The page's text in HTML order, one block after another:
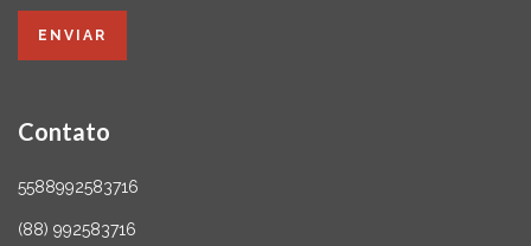
Contato
5588992583716
(88) 992583716